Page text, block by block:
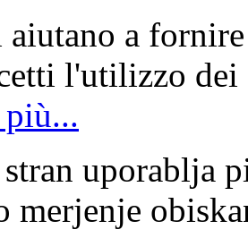
aiutano a
l'utilizzo
più...
stran uporablja
merjenje